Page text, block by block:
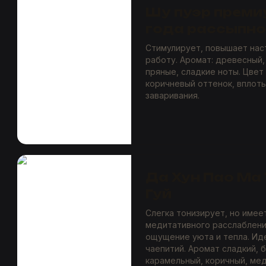
Стимулирует, повышает
работу. Аромат:
пряные, сладкие ноты. Цвет
коричневый оттенок,
заваривания.
Слегка тонизирует, но
медитативного
ощущение уюта и тепла.
чаепитий. Аромат сладкий,
карамельный, коричный,